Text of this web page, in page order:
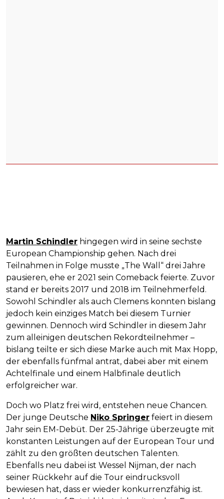
Martin Schindler hingegen wird in seine sechste
European Championship gehen. Nach drei
Teilnahmen in Folge musste „The Wall“ drei Jahre
pausieren, ehe er 2021 sein Comeback feierte. Zuvor
stand er bereits 2017 und 2018 im Teilnehmerfeld.
Sowohl Schindler als auch Clemens konnten bislang
jedoch kein einziges Match bei diesem Turnier
gewinnen. Dennoch wird Schindler in diesem Jahr
zum alleinigen deutschen Rekordteilnehmer –
bislang teilte er sich diese Marke auch mit Max Hopp,
der ebenfalls fünfmal antrat, dabei aber mit einem
Achtelfinale und einem Halbfinale deutlich
erfolgreicher war.
Doch wo Platz frei wird, entstehen neue Chancen.
Der junge Deutsche Niko Springer feiert in diesem
Jahr sein EM-Debüt. Der 25-Jährige überzeugte mit
konstanten Leistungen auf der European Tour und
zählt zu den größten deutschen Talenten.
Ebenfalls neu dabei ist Wessel Nijman, der nach
seiner Rückkehr auf die Tour eindrucksvoll
bewiesen hat, dass er wieder konkurrenzfähig ist.